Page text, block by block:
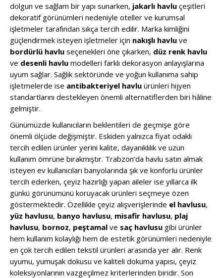
dolgun ve sağlam bir yapı sunarken, jakarlı havlu çeşitleri
dekoratif görünümleri nedeniyle oteller ve kurumsal
işletmeler tarafından sıkça tercih edilir. Marka kimliğini
güçlendirmek isteyen işletmeler için nakışlı havlu ve
bordürlü havlu seçenekleri öne çıkarken, düz renk havlu
ve desenli havlu modelleri farklı dekorasyon anlayışlarına
uyum sağlar. Sağlık sektöründe ve yoğun kullanıma sahip
işletmelerde ise antibakteriyel havlu ürünleri hijyen
standartlarını destekleyen önemli alternatiflerden biri hâline
gelmiştir.
Günümüzde kullanıcıların beklentileri de geçmişe göre
önemli ölçüde değişmiştir. Eskiden yalnızca fiyat odaklı
tercih edilen ürünler yerini kalite, dayanıklılık ve uzun
kullanım ömrüne bırakmıştır. Trabzon’da havlu satın almak
isteyen ev kullanıcıları banyolarında şık ve konforlu ürünler
tercih ederken, çeyiz hazırlığı yapan aileler ise yıllarca ilk
günkü görünümünü koruyacak ürünleri seçmeye özen
göstermektedir. Özellikle çeyiz alışverişlerinde el havlusu,
yüz havlusu, banyo havlusu, misafir havlusu, plaj
havlusu, bornoz, peştamal ve saç havlusu gibi ürünler
hem kullanım kolaylığı hem de estetik görünümleri nedeniyle
en çok tercih edilen tekstil ürünleri arasında yer alır. Renk
uyumu, yumuşak dokusu ve kaliteli dokuma yapısı, çeyiz
koleksiyonlarının vazgeçilmez kriterlerinden biridir. Son